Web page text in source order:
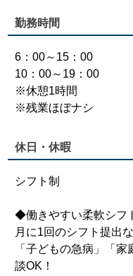
勤務時間
6：00～15：00
10：00～19：00
※休憩1時間
※残業ほぼナシ
休日・休暇
シフト制
◆働きやすい柔軟シ
月に1回のシフト提出
「子どもの急病」「
談OK！